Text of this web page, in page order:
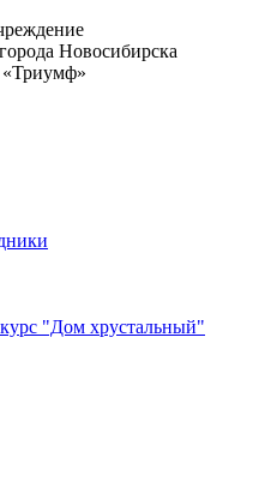
Новосибирска
«Триумф»
"Дом хрустальный"